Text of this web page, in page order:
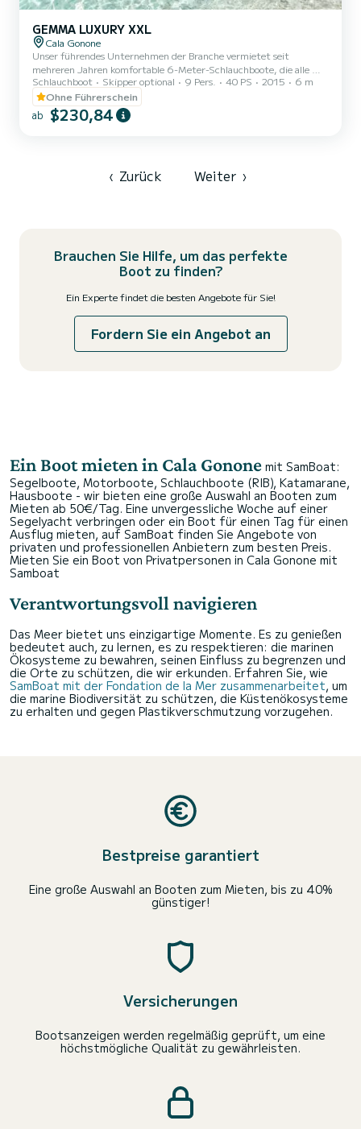
GEMMA LUXURY XXL
Cala Gonone
Unser führendes Unternehmen der Branche vermietet seit
mehreren Jahren komfortable 6-Meter-Schlauchboote, die alle mit
einem Sonnensegel und brandneuen Kissen ausgestattet sind. Im
Mietpreis für Ihren Tag am Strand sind ein Sonnenschirm und eine
Kühltasche enthalten. Wenn Sie eine GEMMA XXL mieten, können
Sie den gesamten GOLF VON OROSEI besichtigen und an den
Schlauchboot Skipper optional 9 Pers. 40 PS 2015
6 m
Ohne Führerschein
ab $230,84
‹ Zurück Weiter ›
Brauchen Sie Hilfe, um das perfekte
Boot zu finden?
Ein Experte findet die besten Angebote für Sie!
Fordern Sie ein Angebot an
Ein Boot mieten in Cala Gonone mit SamBoat:
Segelboote, Motorboote, Schlauchboote (RIB), Katamarane,
Hausboote - wir bieten eine große Auswahl an Booten zum
Mieten ab 50€/Tag. Eine unvergessliche Woche auf einer
Segelyacht verbringen oder ein Boot für einen Tag für einen
Ausflug mieten, auf SamBoat finden Sie Angebote von
privaten und professionellen Anbietern zum besten Preis.
Mieten Sie ein Boot von Privatpersonen in Cala Gonone mit
Samboat
Verantwortungsvoll navigieren
Das Meer bietet uns einzigartige Momente. Es zu genießen
bedeutet auch, zu lernen, es zu respektieren: die marinen
Ökosysteme zu bewahren, seinen Einfluss zu begrenzen und
die Orte zu schützen, die wir erkunden. Erfahren Sie, wie
SamBoat mit der Fondation de la Mer zusammenarbeitet, um
die marine Biodiversität zu schützen, die Küstenökosysteme
zu erhalten und gegen Plastikverschmutzung vorzugehen.
Bestpreise garantiert
Eine große Auswahl an Booten zum Mieten, bis zu 40%
günstiger!
Versicherungen
Bootsanzeigen werden regelmäßig geprüft, um eine
höchstmögliche Qualität zu gewährleisten.